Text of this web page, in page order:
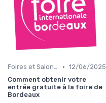
Foires et Salons Grand Public • 12/06/2025
Comment obtenir votre
entrée gratuite à la foire de
Bordeaux